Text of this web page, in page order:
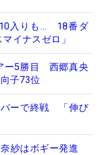
入りも… 18番ダ
イナスゼロ」
ー5勝目 西郷真央
子73位
バーで終戦 「伸び
奈紗はボギー発進